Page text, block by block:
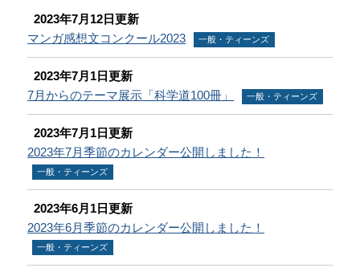
2023年7月12日更新
マンガ感想文コンクール2023
一般・ティーンズ
2023年7月1日更新
7月からのテーマ展示「科学道100冊」
一般・ティーンズ
2023年7月1日更新
2023年7月季節のカレンダー公開しました！
一般・ティーンズ
2023年6月1日更新
2023年6月季節のカレンダー公開しました！
一般・ティーンズ